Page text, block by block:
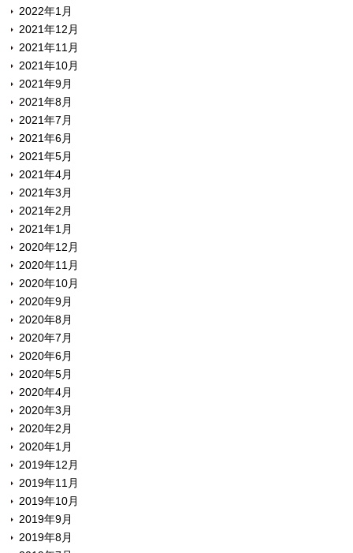
2022年1月
2021年12月
2021年11月
2021年10月
2021年9月
2021年8月
2021年7月
2021年6月
2021年5月
2021年4月
2021年3月
2021年2月
2021年1月
2020年12月
2020年11月
2020年10月
2020年9月
2020年8月
2020年7月
2020年6月
2020年5月
2020年4月
2020年3月
2020年2月
2020年1月
2019年12月
2019年11月
2019年10月
2019年9月
2019年8月